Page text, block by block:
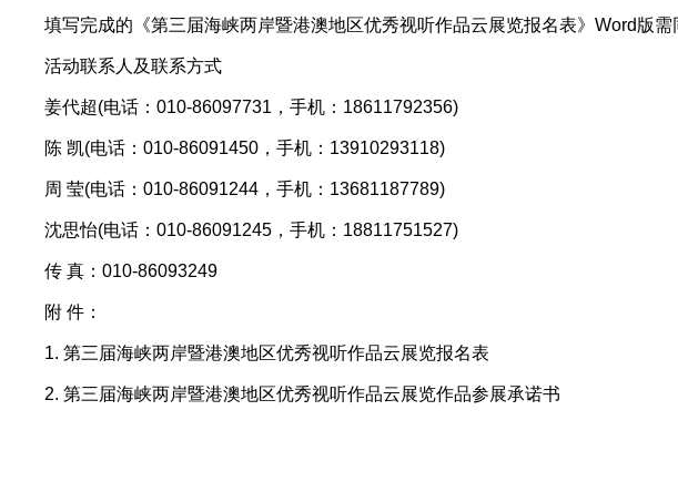
填写完成的《第三届海峡两岸暨港澳地区优秀视听作品云展览报名表》Word版
活动联系人及联系方式
姜代超(电话：010-86097731，手机：18611792356)
陈 凯(电话：010-86091450，手机：13910293118)
周 莹(电话：010-86091244，手机：13681187789)
沈思怡(电话：010-86091245，手机：18811751527)
传 真：010-86093249
附 件：
1. 第三届海峡两岸暨港澳地区优秀视听作品云展览报名表
2. 第三届海峡两岸暨港澳地区优秀视听作品云展览作品参展承诺书